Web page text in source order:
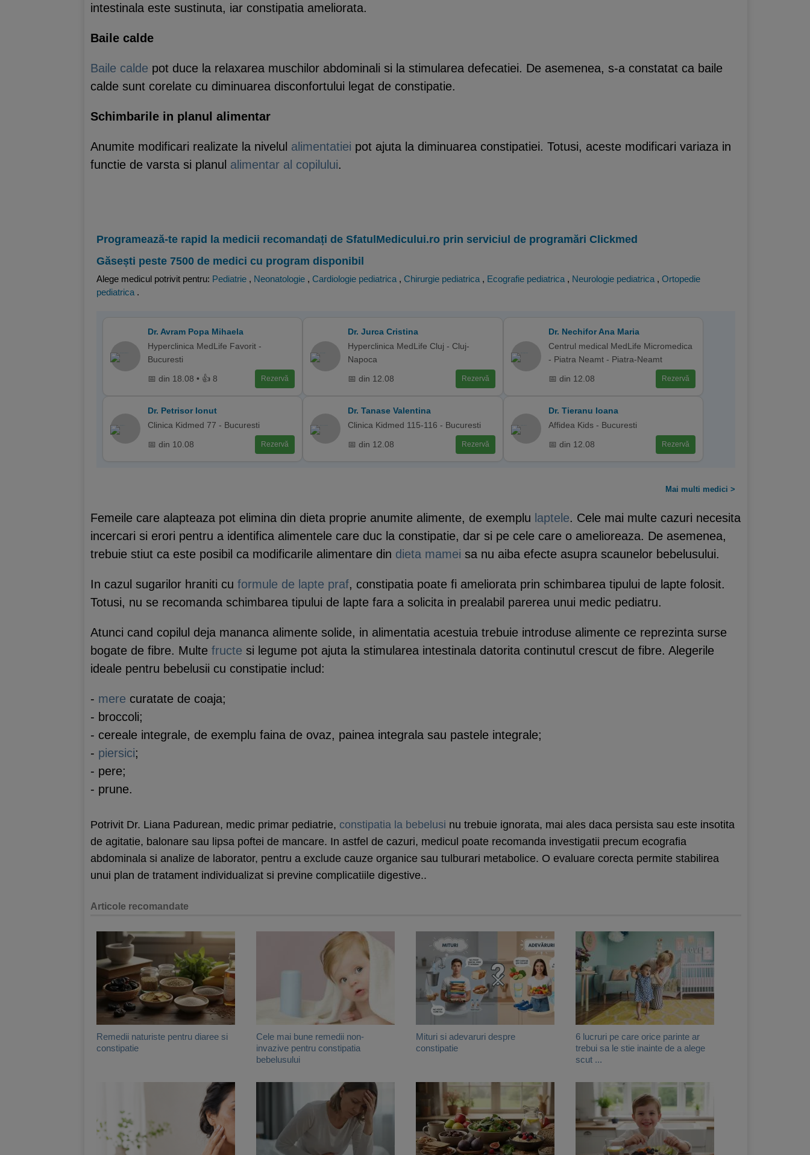
intestinala este sustinuta, iar constipatia ameliorata.
Baile calde
Baile calde pot duce la relaxarea muschilor abdominali si la stimularea defecatiei. De asemenea, s-a constatat ca baile
calde sunt corelate cu diminuarea disconfortului legat de constipatie.
Schimbarile in planul alimentar
Anumite modificari realizate la nivelul alimentatiei pot ajuta la diminuarea constipatiei. Totusi, aceste modificari variaza in
functie de varsta si planul alimentar al copilului.
Programează-te rapid la medicii recomandați de SfatulMedicului.ro prin serviciul de programări Clickmed
Găsești peste 7500 de medici cu program disponibil
Alege medicul potrivit pentru: Pediatrie , Neonatologie , Cardiologie pediatrica , Chirurgie pediatrica , Ecografie pediatrica , Neurologie pediatrica , Ortopedie
pediatrica .
Dr. Avram Popa Mihaela
Hyperclinica MedLife Favorit -
Bucuresti
📅 din 18.08 • 👍 8 Rezervă
Dr. Jurca Cristina
Hyperclinica MedLife Cluj - Cluj-
Napoca
📅 din 12.08 Rezervă
Dr. Nechifor Ana Maria
Centrul medical MedLife Micromedica
- Piatra Neamt - Piatra-Neamt
📅 din 12.08 Rezervă
Dr. Petrisor Ionut
Clinica Kidmed 77 - Bucuresti
📅 din 10.08 Rezervă
Dr. Tanase Valentina
Clinica Kidmed 115-116 - Bucuresti
📅 din 12.08 Rezervă
Dr. Tieranu Ioana
Affidea Kids - Bucuresti
📅 din 12.08 Rezervă
Mai multi medici >
Femeile care alapteaza pot elimina din dieta proprie anumite alimente, de exemplu laptele. Cele mai multe cazuri necesita
incercari si erori pentru a identifica alimentele care duc la constipatie, dar si pe cele care o amelioreaza. De asemenea,
trebuie stiut ca este posibil ca modificarile alimentare din dieta mamei sa nu aiba efecte asupra scaunelor bebelusului.
In cazul sugarilor hraniti cu formule de lapte praf, constipatia poate fi ameliorata prin schimbarea tipului de lapte folosit.
Totusi, nu se recomanda schimbarea tipului de lapte fara a solicita in prealabil parerea unui medic pediatru.
Atunci cand copilul deja mananca alimente solide, in alimentatia acestuia trebuie introduse alimente ce reprezinta surse
bogate de fibre. Multe fructe si legume pot ajuta la stimularea intestinala datorita continutul crescut de fibre. Alegerile
ideale pentru bebelusii cu constipatie includ:
- mere curatate de coaja;
- broccoli;
- cereale integrale, de exemplu faina de ovaz, painea integrala sau pastele integrale;
- piersici;
- pere;
- prune.
Potrivit Dr. Liana Padurean, medic primar pediatrie, constipatia la bebelusi nu trebuie ignorata, mai ales daca persista sau este insotita
de agitatie, balonare sau lipsa poftei de mancare. In astfel de cazuri, medicul poate recomanda investigatii precum ecografia
abdominala si analize de laborator, pentru a exclude cauze organice sau tulburari metabolice. O evaluare corecta permite stabilirea
unui plan de tratament individualizat si previne complicatiile digestive..
Articole recomandate
Remedii naturiste pentru diaree si
constipatie
Cele mai bune remedii non-
invazive pentru constipatia
bebelusului
Mituri si adevaruri despre
constipatie
6 lucruri pe care orice parinte ar
trebui sa le stie inainte de a alege
scut ...